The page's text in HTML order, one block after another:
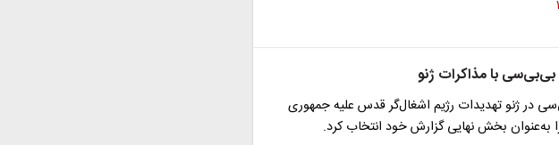
بی‌بی‌سی با مذاکرات ژنو
در ژنو تهدیدات رژیم اشغال‌گر قدس علیه جمهوری
به‌عنوان بخش نهایی گزارش خود انتخاب کرد.